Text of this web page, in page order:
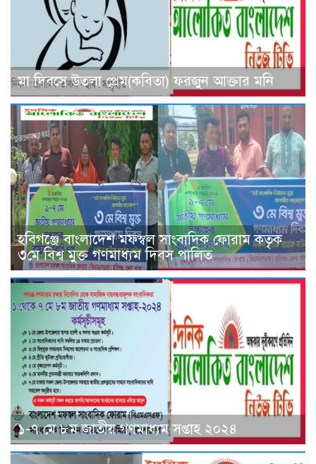
মা দিবসে উতলা প্রেম(কবিতা) ফরজুন আক্তার মনি
হবিগঞ্জে বাংলাদেশ মফস্বল সাংবাদিক ফোরাম কতৃক
৩মে বিশ্ব মুক্ত গণমাধ্যম দিবস পালিত
১-৭ মে ৮ম জাতীয় গণমাধ্যম সপ্তাহ ২০২৪